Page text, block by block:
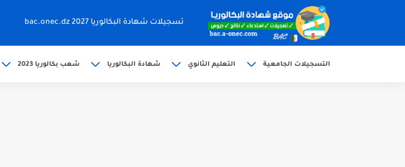
تسجيلات شهادة البكالوريا 2027 bac.onec.dz
التسجيلات الجامعية التعليم الثانوي شهادة البكالوريا شعب بكالوريا 2023